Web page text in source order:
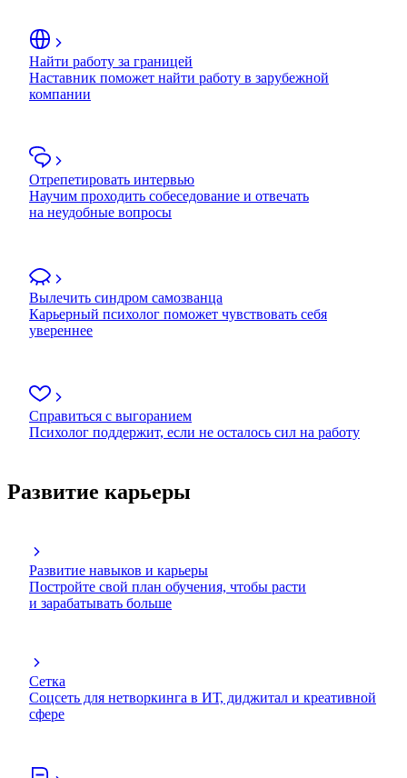
Найти работу за границей
Наставник поможет найти работу в зарубежной
компании
Отрепетировать интервью
Научим проходить собеседование и отвечать
на неудобные вопросы
Вылечить синдром самозванца
Карьерный психолог поможет чувствовать себя
увереннее
Справиться с выгоранием
Психолог поддержит, если не осталось сил на работу
Развитие карьеры
Развитие навыков и карьеры
Постройте свой план обучения, чтобы расти
и зарабатывать больше
Сетка
Соцсеть для нетворкинга в ИТ, диджитал и креативной
сфере